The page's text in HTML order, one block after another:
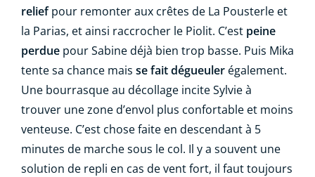
reliefpour remonter aux crêtes de La Pousterle et
la Parias, et ainsi raccrocher le Piolit. C’est peine
perdue pour Sabine déjà bien trop basse. Puis Mika
tente sa chance mais se fait dégueuler également.
Une bourrasque au décollage incite Sylvie à
trouver une zone d’envol plus confortable et moins
venteuse. C’est chose faite en descendant à 5
minutes de marche sous le col. Il y a souvent une
solution de repli en cas de vent fort, il faut toujours